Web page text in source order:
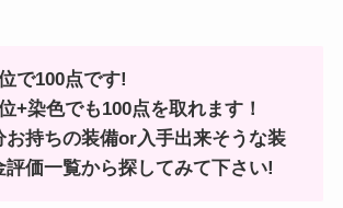
で100点です!
+染色でも100点を取れます！
お持ちの装備or入手出来そうな装
評価一覧から探してみて下さい!